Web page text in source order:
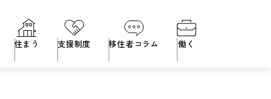
住まう 支援制度 移住者コラム 働く